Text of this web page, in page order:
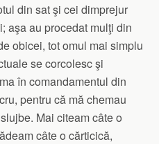
din sat şi cei dimprejur
aşa au procedat mulţi din
obicei, tot omul mai simplu
se corcolesc şi
în comandamentul din
pentru că mă chemau
Mai citeam câte o
câte o cărticică,